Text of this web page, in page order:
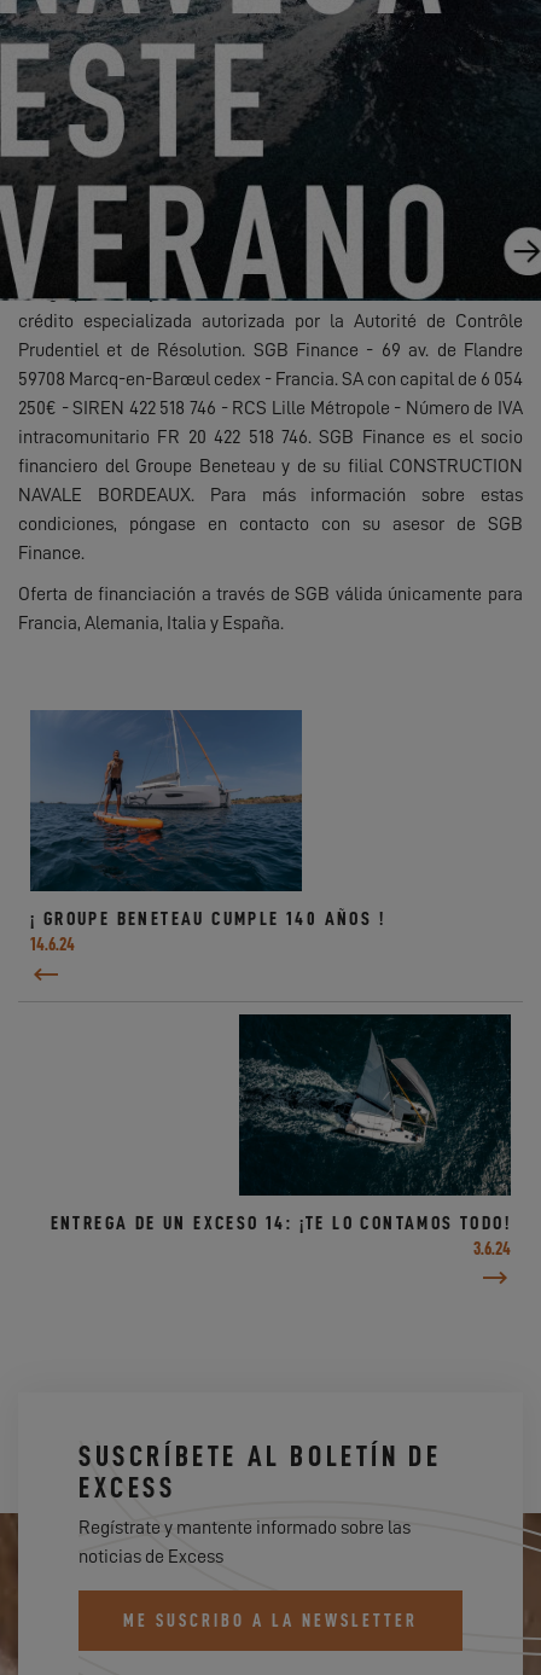
adeudado de 338.694,60 €. Ejemplo sin seguro ni servicios
opcionales (2). Coste mensual del seguro personal opcional
añadido a las mensualidades: 122,85€ (2). Prestaciones cubiertas
: Fallecimiento / Pérdida total e irreversible de autonomía.
Importe total adeudado en concepto de seguro personal
facultativo durante toda la duración del préstamo: 7.371,00 €,
impuestos incluidos. Tasa Anual Equivalente (TAE): 0,92%.
Oferta sujeta a condiciones y reservadas a los particulares,
previa aceptación por SGB Finance. SGB Finance es una filial de
los grupos CGL y BENETEAU. SGB Finance es una entidad de
crédito especializada autorizada por la Autorité de Contrôle
Prudentiel et de Résolution. SGB Finance - 69 av. de Flandre
59708 Marcq-en-Barœul cedex - Francia. SA con capital de 6 054
250€ - SIREN 422 518 746 - RCS Lille Métropole - Número de IVA
intracomunitario FR 20 422 518 746. SGB Finance es el socio
financiero del Groupe Beneteau y de su filial CONSTRUCTION
NAVALE BORDEAUX. Para más información sobre estas
condiciones, póngase en contacto con su asesor de SGB
Finance.
Oferta de financiación a través de SGB válida únicamente para
Francia, Alemania, Italia y España.
¡ GROUPE BENETEAU CUMPLE 140 AÑOS !
14.6.24
ENTREGA DE UN EXCESO 14: ¡TE LO CONTAMOS TODO!
3.6.24
SUSCRÍBETE AL BOLETÍN DE
EXCESS
Regístrate y mantente informado sobre las
noticias de Excess
ME SUSCRIBO A LA NEWSLETTER